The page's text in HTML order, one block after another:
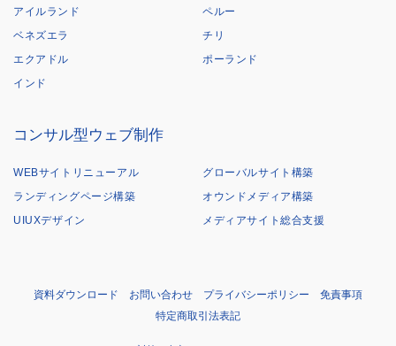
アイルランド
ペルー
ベネズエラ
チリ
エクアドル
ポーランド
インド
コンサル型ウェブ制作
WEBサイトリニューアル
グローバルサイト構築
ランディングページ構築
オウンドメディア構築
UIUXデザイン
メディアサイト総合支援
資料ダウンロード お問い合わせ プライバシーポリシー
免責事項
特定商取引法表記